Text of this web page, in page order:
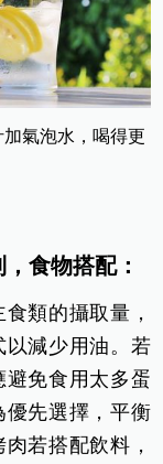
氣泡水，喝得更
食物搭配：
類的攝取量，
以減少用油。若
免食用太多蛋
優先選擇，平衡
若搭配飲料，